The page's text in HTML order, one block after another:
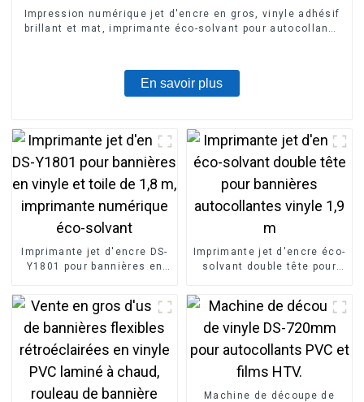
Impression numérique jet d'encre en gros, vinyle adhésif
brillant et mat, imprimante éco-solvant pour autocollants
En savoir plus
Imprimante jet d'encre DS-
Y1801 pour bannières en
imprimante numérique éco-
solvant
Imprimante jet d'encre éco-
solvant double tête pour
Machine de découpe de